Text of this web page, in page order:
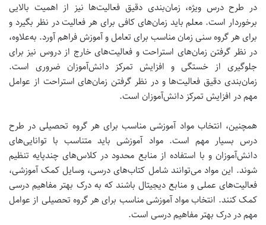
در طرح درس ویژه، زمان‌بندی دقیق فعالیت‌ها نیز از اهمیت بالایی
برخوردار است. معلم باید زمان‌های کافی برای هر فعالیت در نظر بگیرد و
برای هر گروه سنی زمان مناسب برای تعامل و آموزش فراهم آورد. به‌علاوه،
در نظر گرفتن زمان‌های استراحت و فعالیت‌های خارج از دروس نیز برای
جلوگیری از خستگی و افزایش تمرکز دانش‌آموزان ضروری است.
زمان‌بندی دقیق فعالیت‌ها و در نظر گرفتن زمان‌های استراحت از عوامل
مهم در افزایش تمرکز دانش‌آموزان است.
همچنین، انتخاب مواد آموزشی مناسب برای هر گروه تحصیلی در طرح
درس بسیار مهم است. مواد آموزشی باید متناسب با توانایی‌های
دانش‌آموزان و با استفاده از منابع محدود در کلاس‌های چندپایه تنظیم
شوند. این مواد می‌توانند شامل کتاب‌های درسی، وسایل کمک آموزشی،
فعالیت‌های عملی و منابع دیجیتال باشند که به درک بهتر مفاهیم درسی
کمک کنند. انتخاب مواد آموزشی مناسب برای هر گروه تحصیلی از عوامل
مهم در درک بهتر مفاهیم درسی است.